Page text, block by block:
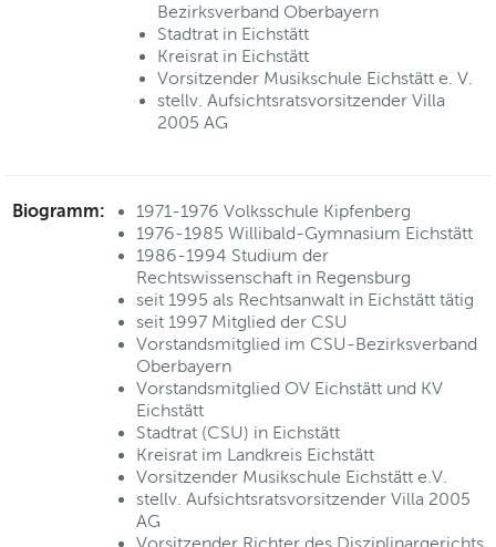
Bezirksverband Oberbayern
Stadtrat in Eichstätt
Kreisrat in Eichstätt
Vorsitzender Musikschule Eichstätt e. V.
stellv. Aufsichtsratsvorsitzender Villa
2005 AG
Biogramm:
1971-1976 Volksschule Kipfenberg
1976-1985 Willibald-Gymnasium Eichstätt
1986-1994 Studium der
Rechtswissenschaft in Regensburg
seit 1995 als Rechtsanwalt in Eichstätt tätig
seit 1997 Mitglied der CSU
Vorstandsmitglied im CSU-Bezirksverband
Oberbayern
Vorstandsmitglied OV Eichstätt und KV
Eichstätt
Stadtrat (CSU) in Eichstätt
Kreisrat im Landkreis Eichstätt
Vorsitzender Musikschule Eichstätt e.V.
stellv. Aufsichtsratsvorsitzender Villa 2005
AG
Vorsitzender Richter des Disziplinargerichts